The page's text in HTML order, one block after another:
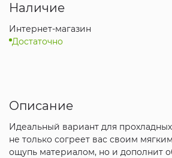
Наличие
Интернет-магазин
Достаточно
Описание
Идеальный вариант для
не только согреет вас своим
ощупь материалом, но и дополнит